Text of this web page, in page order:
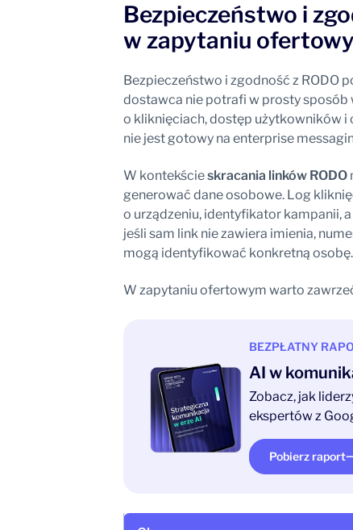
Bezpieczeństwo i
w zapytaniu
Bezpieczeństwo i zgodność z RODO
dostawca nie potrafi w prosty sposób
o kliknięciach, dostęp użytkowników
nie jest gotowy na enterprise
W kontekścieskracania linków RODO
generować dane osobowe. Log
o urządzeniu, identyfikator kampanii,
jeśli sam link nie zawiera imienia,
mogą identyfikować konkretną osobę.
W zapytaniu ofertowym warto
BEZPŁATNY
AI w
Zobacz, jak
ekspertów z
Pobierz raport